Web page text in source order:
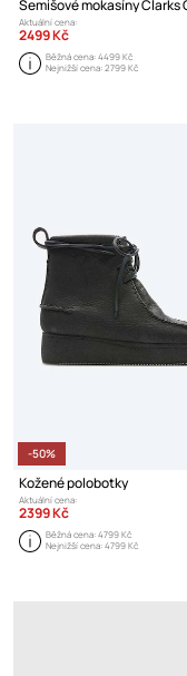
Aktuální cena:
2499 Kč
Běžná cena:4499 Kč
Nejnižší cena:2799 Kč
-50%
Kožené polobotky
Aktuální cena:
2399 Kč
Běžná cena:4799 Kč
Nejnižší cena:4799 Kč